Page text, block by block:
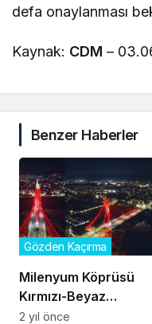
defa onaylanması
Kaynak: CDM –
Benzer Haberler
Milenyum Köprüsü
Kırmızı-Beyaz
Işıklandırıldı
Gözden Kaçırma
2 yıl önce